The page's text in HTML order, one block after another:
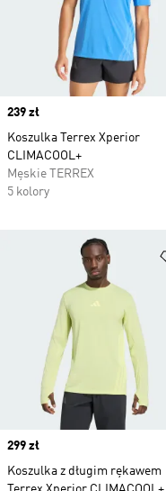
Price
239 zł
Koszulka Terrex Xperior
CLIMACOOL+
Męskie TERREX
5 kolory
Price
299 zł
Koszulka z długim rękawem